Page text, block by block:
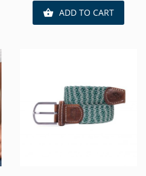
 ADD TO CART